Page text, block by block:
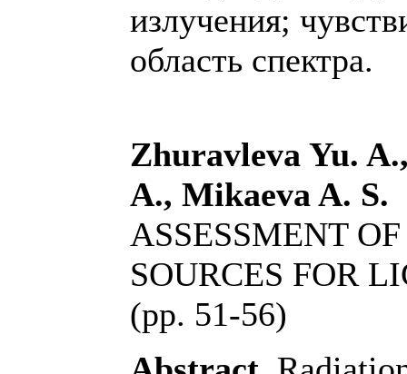
излучения;
область спектра.
Zhuravleva Yu.
A., Mikaeva A. S.
ASSESSMENT
SOURCES FOR
(pp. 51-56)